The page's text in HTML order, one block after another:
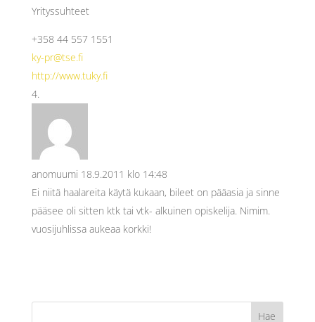
Yrityssuhteet
+358 44 557 1551
ky-pr@tse.fi
http://www.tuky.fi
anomuumi 18.9.2011 klo 14:48
Ei niitä haalareita käytä kukaan, bileet on pääasia ja sinne
pääsee oli sitten ktk tai vtk- alkuinen opiskelija. Nimim.
vuosijuhlissa aukeaa korkki!